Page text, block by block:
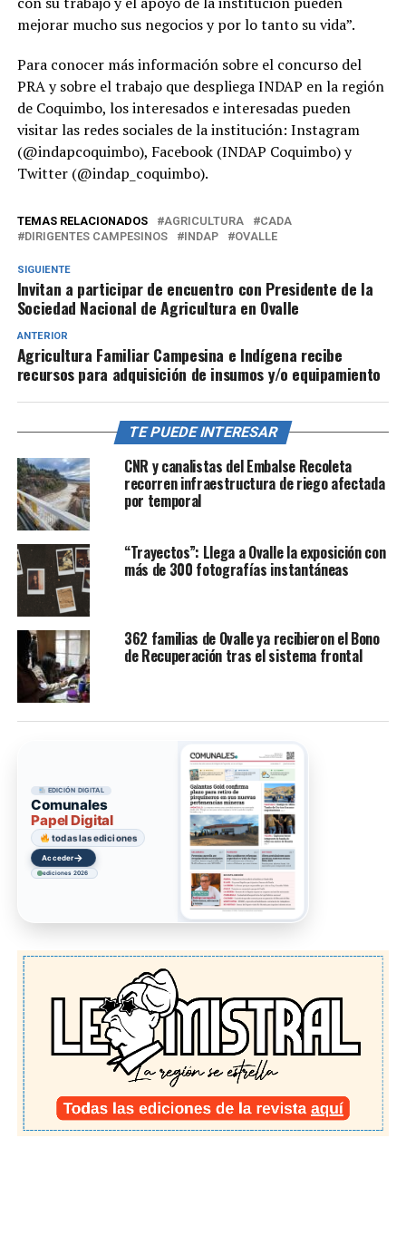
mejorar mucho sus negocios y por lo tanto su vida”.
Para conocer más información sobre el concurso del
PRA y sobre el trabajo que despliega INDAP en la región
de Coquimbo, los interesados e interesadas pueden
visitar las redes sociales de la institución: Instagram
(@indapcoquimbo), Facebook (INDAP Coquimbo) y
Twitter (@indap_coquimbo).
TEMAS RELACIONADOS AGRICULTURA
CADA
DIRIGENTES CAMPESINOS
INDAP OVALLE
SIGUIENTE
Invitan a participar de encuentro con Presidente de la
Sociedad Nacional de Agricultura en Ovalle
ANTERIOR
Agricultura Familiar Campesina e Indígena recibe
recursos para adquisición de insumos y/o equipamiento
TE PUEDE INTERESAR
CNR y canalistas del Embalse Recoleta
recorren infraestructura de riego afectada
por temporal
“Trayectos”: Llega a Ovalle la exposición con
más de 300 fotografías instantáneas
362 familias de Ovalle ya recibieron el Bono
de Recuperación tras el sistema frontal
EDICIÓN DIGITAL
Comunales
Papel Digital
todas las ediciones
Acceder→
ediciones 2026